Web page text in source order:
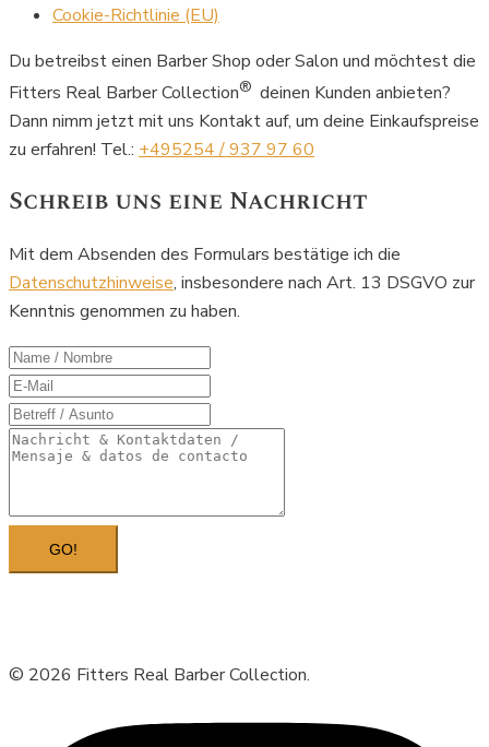
Cookie-Richtlinie (EU)
Du betreibst einen Barber Shop oder Salon und möchtest die
Fitters Real Barber Collection® deinen Kunden anbieten?
Dann nimm jetzt mit uns Kontakt auf, um deine Einkaufspreise
zu erfahren! Tel.: +495254 / 937 97 60
Schreib uns eine Nachricht
Mit dem Absenden des Formulars bestätige ich die
Datenschutzhinweise, insbesondere nach Art. 13 DSGVO zur
Kenntnis genommen zu haben.
GO!
© 2026 Fitters Real Barber Collection.